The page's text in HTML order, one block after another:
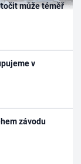
může téměř
v
závodu